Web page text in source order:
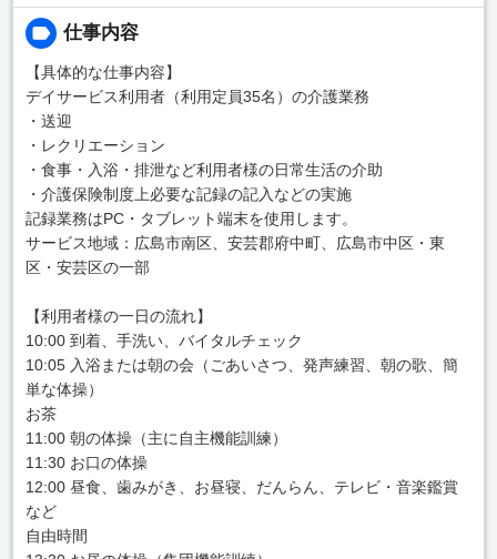
仕事内容
【具体的な仕事内容】
デイサービス利用者（利用定員35名）の介護業務
・送迎
・レクリエーション
・食事・入浴・排泄など利用者様の日常生活の介助
・介護保険制度上必要な記録の記入などの実施
記録業務はPC・タブレット端末を使用します。
サービス地域：広島市南区、安芸郡府中町、広島市中区・東
区・安芸区の一部
【利用者様の一日の流れ】
10:00 到着、手洗い、バイタルチェック
10:05 入浴または朝の会（ごあいさつ、発声練習、朝の歌、簡
単な体操）
お茶
11:00 朝の体操（主に自主機能訓練）
11:30 お口の体操
12:00 昼食、歯みがき、お昼寝、だんらん、テレビ・音楽鑑賞
など
自由時間